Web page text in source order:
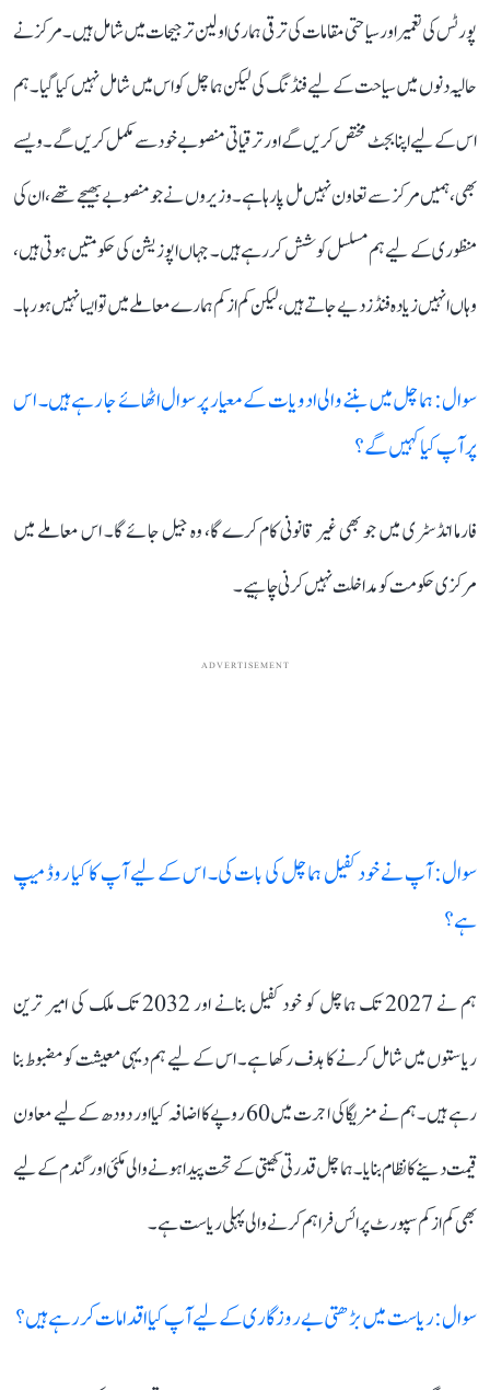
پورٹس کی تعمیر اور سیاحتی مقامات کی ترقی ہماری اولین ترجیحات میں شامل ہیں۔ مرکز نے
حالیہ دنوں میں سیاحت کے لیے فنڈنگ کی لیکن ہماچل کو اس میں شامل نہیں کیا گیا۔ ہم
اس کے لیے اپنا بجٹ مختص کریں گے اور ترقیاتی منصوبے خود سے مکمل کریں گے۔ ویسے
بھی، ہمیں مرکز سے تعاون نہیں مل پا رہا ہے۔ وزیروں نے جو منصوبے بھیجے تھے، ان کی
منظوری کے لیے ہم مسلسل کوشش کر رہے ہیں۔ جہاں اپوزیشن کی حکومتیں ہوتی ہیں،
وہاں انہیں زیادہ فنڈز دیے جاتے ہیں، لیکن کم از کم ہمارے معاملے میں تو ایسا نہیں ہو رہا۔
سوال: ہماچل میں بننے والی ادویات کے معیار پر سوال اٹھائے جا رہے ہیں۔ اس
پر آپ کیا کہیں گے؟
فارما انڈسٹری میں جو بھی غیر قانونی کام کرے گا، وہ جیل جائے گا۔ اس معاملے میں
مرکزی حکومت کو مداخلت نہیں کرنی چاہیے۔
ADVERTISEMENT
سوال: آپ نے خود کفیل ہماچل کی بات کی۔ اس کے لیے آپ کا کیا روڈ میپ
ہے؟
ہم نے 2027 تک ہماچل کو خود کفیل بنانے اور 2032 تک ملک کی امیر ترین
ریاستوں میں شامل کرنے کا ہدف رکھا ہے۔ اس کے لیے ہم دیہی معیشت کو مضبوط بنا
رہے ہیں۔ ہم نے منریگا کی اجرت میں 60 روپے کا اضافہ کیا اور دودھ کے لیے معاون
قیمت دینے کا نظام بنایا۔ ہماچل قدرتی کھیتی کے تحت پیدا ہونے والی مکئی اور گندم کے لیے
بھی کم از کم سپورٹ پرائس فراہم کرنے والی پہلی ریاست ہے۔
سوال: ریاست میں بڑھتی بے روزگاری کے لیے آپ کیا اقدامات کر رہے ہیں؟